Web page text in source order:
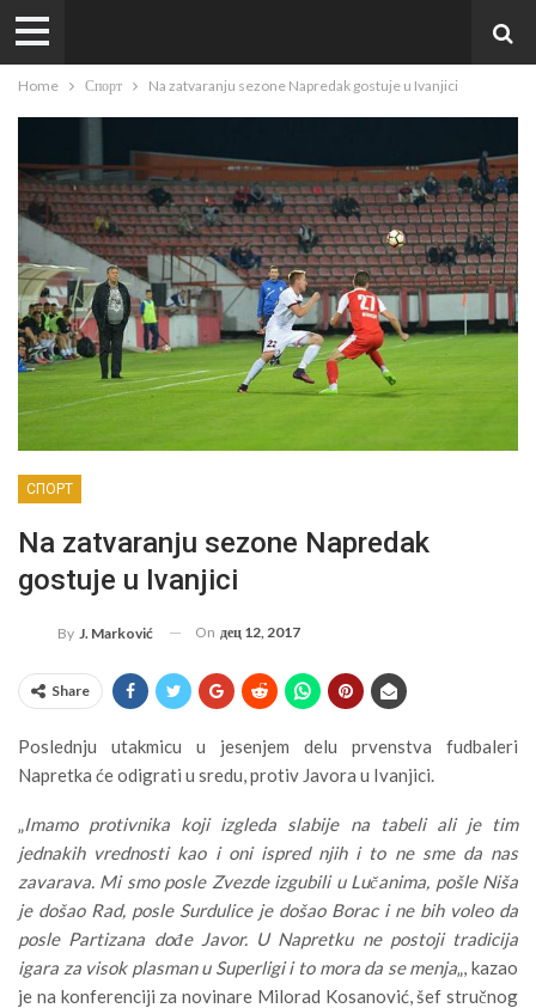
Home Спорт Na zatvaranju sezone Napredak gostuje u Ivanjici
СПОРТ
Na zatvaranju sezone Napredak
gostuje u Ivanjici
By J. Marković On дец 12, 2017
Share
Poslednju utakmicu u jesenjem delu prvenstva fudbaleri
Napretka će odigrati u sredu, protiv Javora u Ivanjici.
„Imamo protivnika koji izgleda slabije na tabeli ali je tim
jednakih vrednosti kao i oni ispred njih i to ne sme da nas
zavarava. Mi smo posle Zvezde izgubili u Lučanima, pošle Niša
je došao Rad, posle Surdulice je došao Borac i ne bih voleo da
posle Partizana dođe Javor. U Napretku ne postoji tradicija
igara za visok plasman u Superligi i to mora da se menja„, kazao
je na konferenciji za novinare Milorad Kosanović, šef stručnog